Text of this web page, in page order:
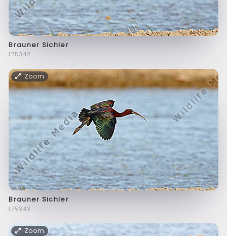
Brauner Sichler
f75342
Zoom
Brauner Sichler
f75343
Zoom